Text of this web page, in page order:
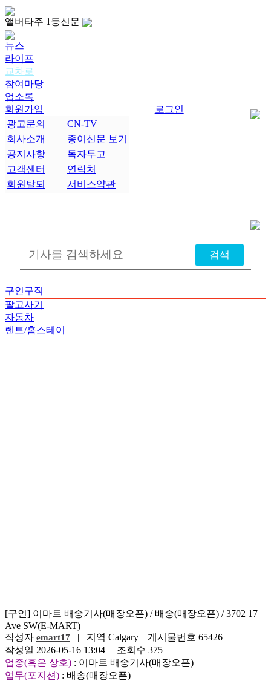
앨버타주 1등신문
뉴스
라이프
교차로
참여마당
업소록
회원가입
로그인
광고문의
CN-TV
회사소개
종이신문 보기
공지사항
독자투고
고객센터
연락처
회원탈퇴
서비스약관
구인구직
팔고사기
자동차
렌트/홈스테이
[구인] 이마트 배송기사(매장오픈) / 배송(매장오픈) / 3702 17
Ave SW(E-MART)
작성자 emart17 | 지역 Calgary | 게시물번호 65426
작성일 2026-05-16 13:04 | 조회수 375
업종(혹은 상호) : 이마트 배송기사(매장오픈)
업무(포지션) : 배송(매장오픈)